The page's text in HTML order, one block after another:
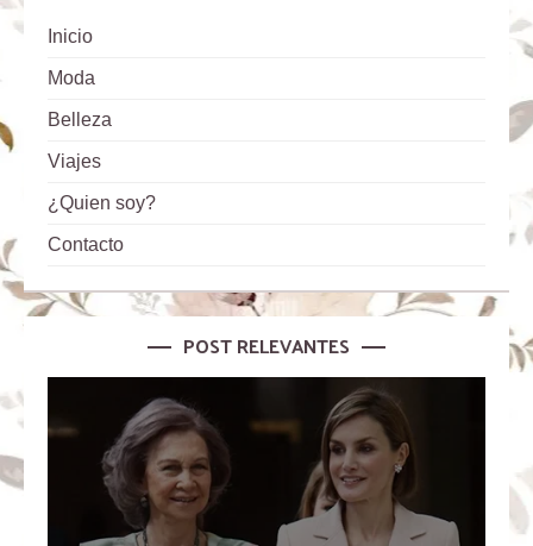
Inicio
Moda
Belleza
Viajes
¿Quien soy?
Contacto
POST RELEVANTES